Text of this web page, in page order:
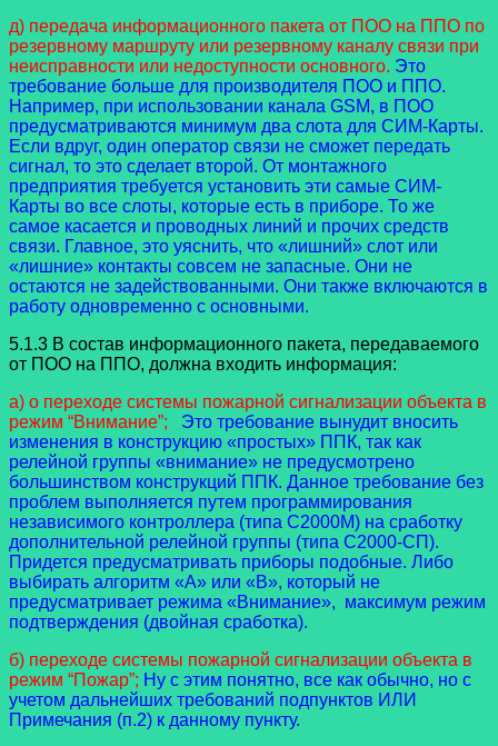
д) передача информационного пакета от ПОО на ППО по
резервному маршруту или резервному каналу связи при
неисправности или недоступности основного. Это
требование больше для производителя ПОО и ППО.
Например, при использовании канала GSM, в ПОО
предусматриваются минимум два слота для СИМ-Карты.
Если вдруг, один оператор связи не сможет передать
сигнал, то это сделает второй. От монтажного
предприятия требуется установить эти самые СИМ-
Карты во все слоты, которые есть в приборе. То же
самое касается и проводных линий и прочих средств
связи. Главное, это уяснить, что «лишний» слот или
«лишние» контакты совсем не запасные. Они не
остаются не задействованными. Они также включаются в
работу одновременно с основными.
5.1.3 В состав информационного пакета, передаваемого
от ПОО на ППО, должна входить информация:
а) о переходе системы пожарной сигнализации объекта в
режим “Внимание”;
Это требование вынудит вносить
изменения в конструкцию «простых» ППК, так как
релейной группы «внимание» не предусмотрено
большинством конструкций ППК. Данное требование без
проблем выполняется путем программирования
независимого контроллера (типа С2000М) на сработку
дополнительной релейной группы (типа С2000-СП).
Придется предусматривать приборы подобные. Либо
выбирать алгоритм «А» или «В», который не
предусматривает режима «Внимание», максимум режим
подтверждения (двойная сработка).
б) переходе системы пожарной сигнализации объекта в
режим “Пожар”; Ну с этим понятно, все как обычно, но с
учетом дальнейших требований подпунктов ИЛИ
Примечания (п.2) к данному пункту.